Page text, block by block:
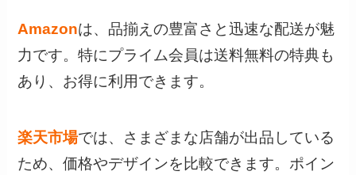
Amazonは、品揃えの豊富さと迅速な配送が魅
力です。特にプライム会員は送料無料の特典も
あり、お得に利用できます。
楽天市場では、さまざまな店舗が出品している
ため、価格やデザインを比較できます。ポイン